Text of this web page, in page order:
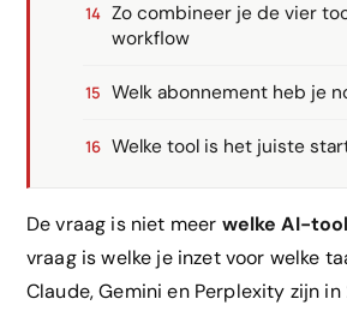
Zo combineer je de vier
workflow
Welk abonnement heb je
Welke tool is het juiste
De vraag is niet meer welke AI-
vraag is welke je inzet voor welke
Claude, Gemini en Perplexity zijn